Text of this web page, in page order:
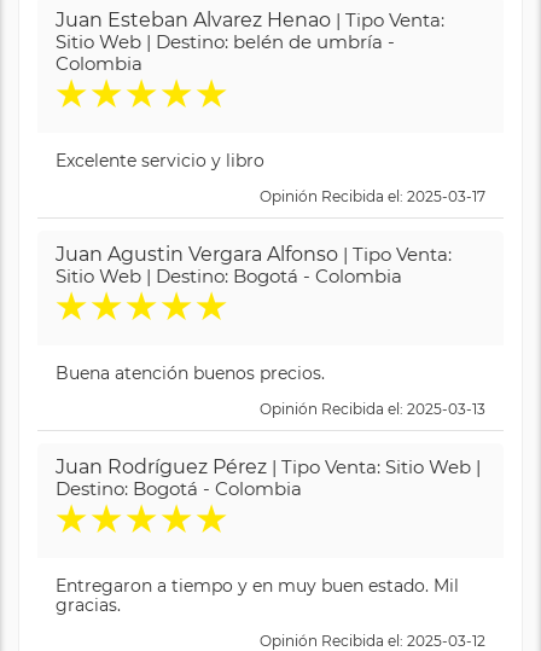
Juan Esteban Alvarez Henao | Tipo Venta:
Sitio Web | Destino: belén de umbría -
Colombia
★★★★★
Excelente servicio y libro
Opinión Recibida el: 2025-03-17
Juan Agustin Vergara Alfonso | Tipo Venta:
Sitio Web | Destino: Bogotá - Colombia
★★★★★
Buena atención buenos precios.
Opinión Recibida el: 2025-03-13
Juan Rodríguez Pérez | Tipo Venta: Sitio Web |
Destino: Bogotá - Colombia
★★★★★
Entregaron a tiempo y en muy buen estado. Mil
gracias.
Opinión Recibida el: 2025-03-12